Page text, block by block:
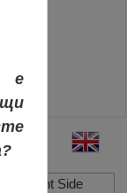
Right Side
е